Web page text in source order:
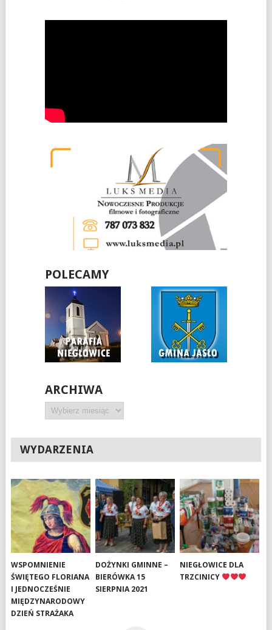
POLECAMY
ARCHIWA
Archiwa
WYDARZENIA
WSPOMNIENIE
ŚWIĘTEGO FLORIANA
I JEDNOCZEŚNIE
MIĘDZYNARODOWY
DZIEŃ STRAŻAKA
DOŻYNKI GMINNE –
BIERÓWKA 15
SIERPNIA 2021
NIEGŁOWICE DLA
TRZCINICY